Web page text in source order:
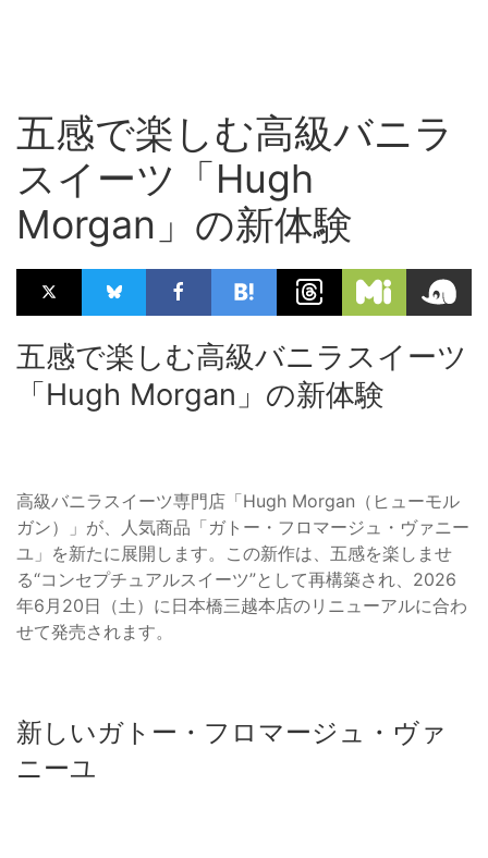
五感で楽しむ高級バニラ
スイーツ「Hugh
Morgan」の新体験
五感で楽しむ高級バニラスイーツ
「Hugh Morgan」の新体験
高級バニラスイーツ専門店「Hugh Morgan（ヒューモル
ガン）」が、人気商品「ガトー・フロマージュ・ヴァニー
ユ」を新たに展開します。この新作は、五感を楽しませ
る“コンセプチュアルスイーツ”として再構築され、2026
年6月20日（土）に日本橋三越本店のリニューアルに合わ
せて発売されます。
新しいガトー・フロマージュ・ヴァ
ニーユ